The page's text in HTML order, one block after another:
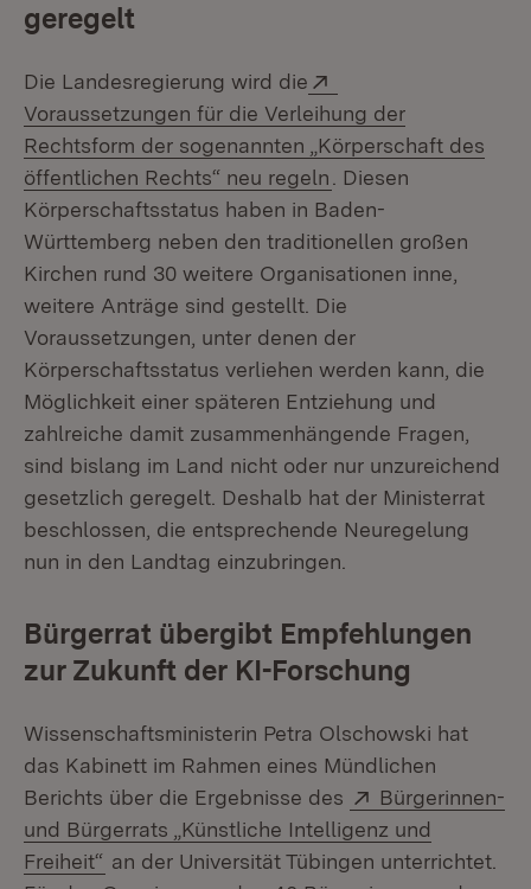
geregelt
Die Landesregierung wird die
Voraussetzungen für die Verleihung der
Rechtsform der sogenannten „Körperschaft des
öffentlichen Rechts“ neu regeln (Öffnet in neuem
. Diesen
Körperschaftsstatus haben in Baden-
Württemberg neben den traditionellen großen
Kirchen rund 30 weitere Organisationen inne,
weitere Anträge sind gestellt. Die
Voraussetzungen, unter denen der
Körperschaftsstatus verliehen werden kann, die
Möglichkeit einer späteren Entziehung und
zahlreiche damit zusammenhängende Fragen,
sind bislang im Land nicht oder nur unzureichend
gesetzlich geregelt. Deshalb hat der Ministerrat
beschlossen, die entsprechende Neuregelung
nun in den Landtag einzubringen.
Bürgerrat übergibt Empfehlungen
zur Zukunft der KI-Forschung
Wissenschaftsministerin Petra Olschowski hat
das Kabinett im Rahmen eines Mündlichen
Berichts über die Ergebnisse des
Extern:
Bürgerinnen-
und Bürgerrats „Künstliche Intelligenz und
Freiheit“ (Öffnet in neuem Fenster)
an der Universität Tübingen unterrichtet.